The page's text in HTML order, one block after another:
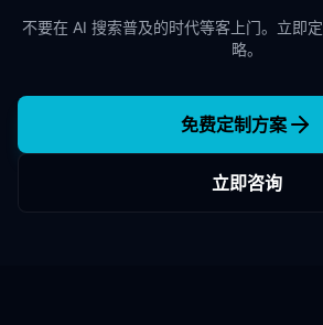
不要在 AI 搜索普及的时代等客上门。立即
略。
免费定制方案
立即咨询